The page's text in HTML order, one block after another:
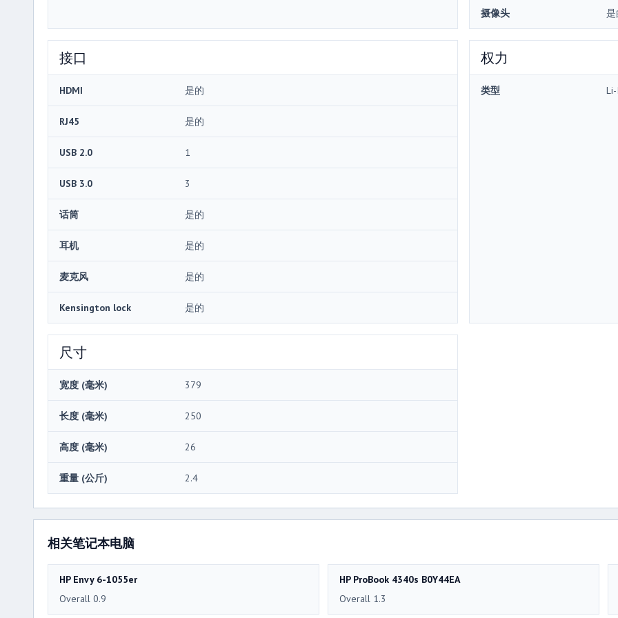
摄像头 是
接口
HDMI 是的
RJ45 是的
USB 2.0 1
USB 3.0 3
话筒 是的
耳机 是的
麦克风 是的
Kensington lock 是的
权力
类型
尺寸
宽度 (毫米) 379
长度 (毫米) 250
高度 (毫米) 26
重量 (公斤) 2.4
相关笔记本电脑
HP Envy 6-1055er
Overall 0.9
HP ProBook 4340s B0Y44EA
Overall 1.3